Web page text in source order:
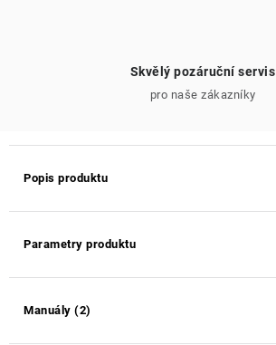
Skvělý pozáruční servis
pro naše zákazníky
Popis produktu
Parametry produktu
Manuály (2)